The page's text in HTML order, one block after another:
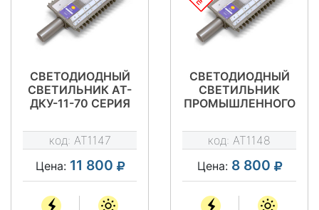
СВЕТОДИОДНЫЙ
СВЕТИЛЬНИК АТ-
ДКУ-11-70 СЕРИЯ
код: AT1147
Цена: 11 800
СВЕТОДИОДНЫЙ
СВЕТИЛЬНИК
ПРОМЫШЛЕННОГО
ДКУ-11-92 ТИП
STREET
код: AT1148
Цена: 8 800